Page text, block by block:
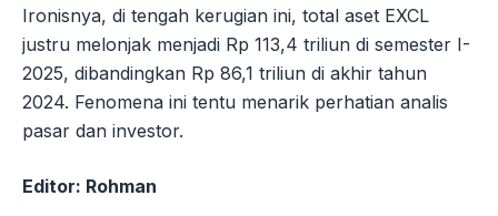
Ironisnya, di tengah kerugian ini, total aset EXCL
justru melonjak menjadi Rp 113,4 triliun di semester I-
2025, dibandingkan Rp 86,1 triliun di akhir tahun
2024. Fenomena ini tentu menarik perhatian analis
pasar dan investor.
Editor: Rohman